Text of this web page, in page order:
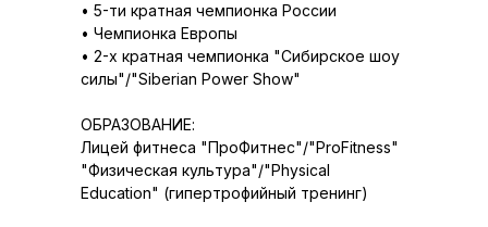
• 5-ти кратная чемпионка России
• Чемпионка Европы
• 2-х кратная чемпионка "Сибирское шоу
силы"/"Siberian Power Show"
ОБРАЗОВАНИЕ:
Лицей фитнеса "ПроФитнес"/"ProFitness"
"Физическая культура"/"Physical
Education" (гипертрофийный тренинг)